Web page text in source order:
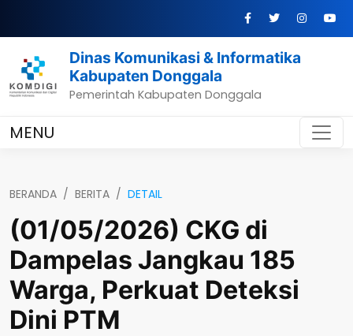
Dinas Komunikasi & Informatika
Kabupaten Donggala
Pemerintah Kabupaten Donggala
MENU
BERANDA BERITA DETAIL
(01/05/2026) CKG di
Dampelas Jangkau 185
Warga, Perkuat Deteksi
Dini PTM